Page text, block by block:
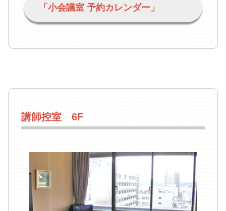
「小会議室 予約カレンダー」
講師控室 6F